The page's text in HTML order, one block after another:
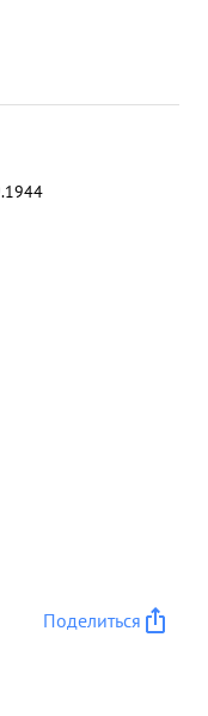
Поделиться